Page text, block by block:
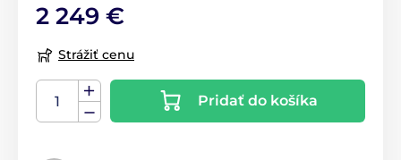
2 249 €
Strážiť cenu
Pridať do košíka